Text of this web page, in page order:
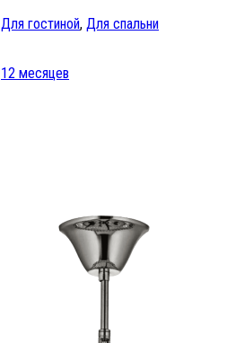
Для гостиной, Для спальни
12 месяцев